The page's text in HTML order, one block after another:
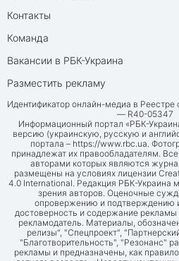
Контакты
Команда
Вакансии в РБК-Украина
Разместить рекламу
Идентификатор онлайн-медиа в Реестре
— R40-05347
Информационный портал «РБК-
версию (украинскую, русскую и
портала – https://www.rbc.ua.
принадлежат их правообладателям.
авторами которых являются
размещены на условиях лицензии
4.0 International. Редакция РБК-Украина
зрения авторов. Оценочные
опровержению и подтверждению
достоверность и содержание рекламы
рекламодатель. Материалы,
релизы", "Спецпроект",
"Благотворительность", "Резонанс"
рекламы и предназначены, как